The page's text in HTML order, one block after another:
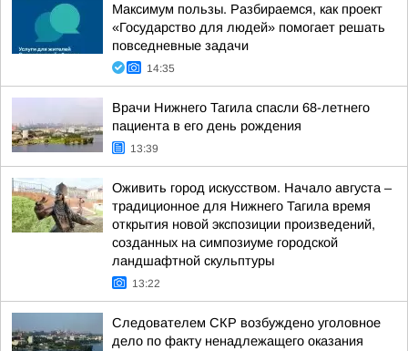
Максимум пользы. Разбираемся, как проект
«Государство для людей» помогает решать
повседневные задачи
14:35
Врачи Нижнего Тагила спасли 68-летнего
пациента в его день рождения
13:39
Оживить город искусством. Начало августа –
традиционное для Нижнего Тагила время
открытия новой экспозиции произведений,
созданных на симпозиуме городской
ландшафтной скульптуры
13:22
Следователем СКР возбуждено уголовное
дело по факту ненадлежащего оказания